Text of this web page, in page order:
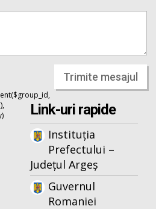
Trimite mesajul
Link-uri rapide
Instituția
Prefectului –
Județul Argeș
Guvernul
Romaniei